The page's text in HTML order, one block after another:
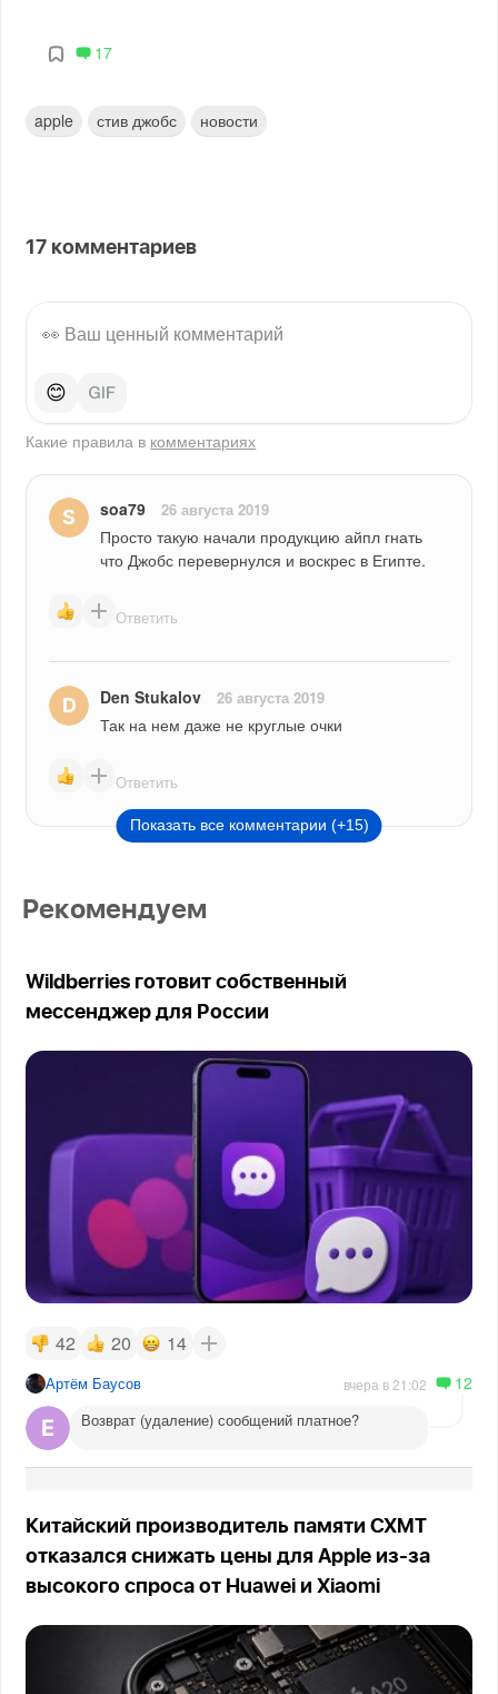
17
apple стив джобс новости
17 комментариев
😊
Какие правила в комментариях
soa79 26 августа 2019
Просто такую начали продукцию айпл гнать
что Джобс перевернулся и воскрес в Египте.
Ответить
Den Stukalov 26 августа 2019
Так на нем даже не круглые очки
Ответить
Показать все комментарии (+15)
Рекомендуем
Wildberries готовит собственный
мессенджер для России
42 20 14
Артём Баусов вчера в 21:02 12
Возврат (удаление) сообщений платное?
Китайский производитель памяти CXMT
отказался снижать цены для Apple из-за
высокого спроса от Huawei и Xiaomi